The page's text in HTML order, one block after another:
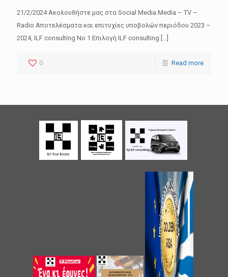
21/2/2024 Ακολουθήστε μας στα Social Media Media – TV –
Radio Αποτελέσματα και επιτυχίες υποβολών περιόδου 2023 –
2024, ILF consulting No 1 Επιλογή ILF consulting […]
0 Read more